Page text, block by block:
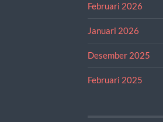
Februari 2026
Januari 2026
Desember 2025
Februari 2025